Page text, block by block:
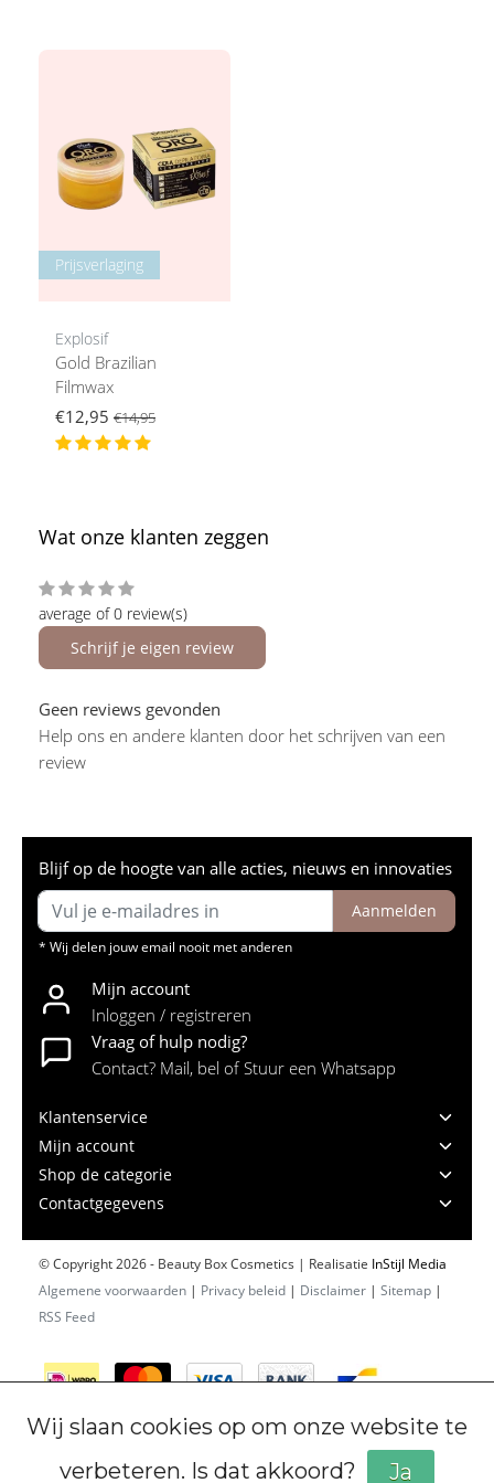
Prijsverlaging
Explosif
Gold Brazilian
Filmwax
€12,95 €14,95
Wat onze klanten zeggen
average of 0 review(s)
Schrijf je eigen review
Geen reviews gevonden
Help ons en andere klanten door het schrijven van een
review
Blijf op de hoogte van alle acties, nieuws en innovaties
Aanmelden
* Wij delen jouw email nooit met anderen
Mijn account
Inloggen / registreren
Vraag of hulp nodig?
Contact? Mail, bel of Stuur een Whatsapp
Klantenservice
Mijn account
Shop de categorie
Contactgegevens
© Copyright 2026 - Beauty Box Cosmetics | Realisatie InStijl Media
Algemene voorwaarden | Privacy beleid | Disclaimer | Sitemap |
RSS Feed
Wij slaan cookies op om onze website te
verbeteren. Is dat akkoord?
Ja